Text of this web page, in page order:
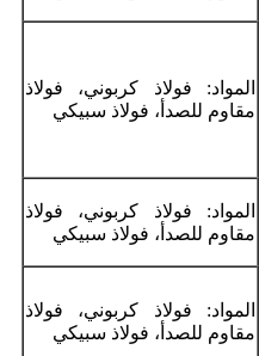
المواد: فولاذ كربوني، فولاذ
مقاوم للصدأ، فولاذ سبيكي
المواد: فولاذ كربوني، فولاذ
مقاوم للصدأ، فولاذ سبيكي
المواد: فولاذ كربوني، فولاذ
مقاوم للصدأ، فولاذ سبيكي